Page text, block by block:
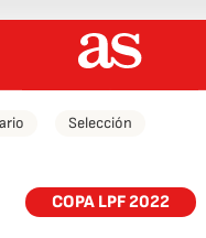
Selección
COPA LPF 2022